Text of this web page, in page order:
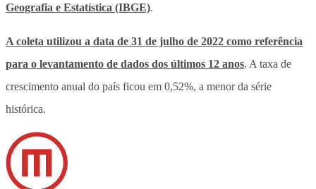
Geografia e Estatística (IBGE).
A coleta utilizou a data de 31 de julho de 2022 como referência
para o levantamento de dados dos últimos 12 anos. A taxa de
crescimento anual do país ficou em 0,52%, a menor da série
histórica.